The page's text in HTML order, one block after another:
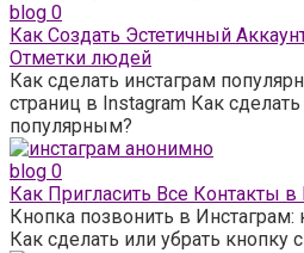
blog 0
Как Создать Эстетичный
Отметки людей
Как сделать инстаграм
страниц в Instagram Как
популярным?
blog 0
Как Пригласить Все Контакты в
Кнопка позвонить в Инстаграм:
Как сделать или убрать кнопку